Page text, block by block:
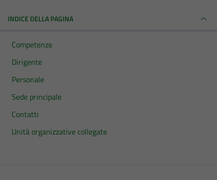
INDICE DELLA PAGINA
Competenze
Dirigente
Personale
Sede principale
Contatti
Unità organizzative collegate